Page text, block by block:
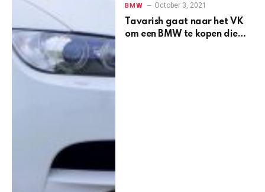
BMW October 3, 2021
Tavarish gaat naar het VK
om een ​​BMW te kopen die